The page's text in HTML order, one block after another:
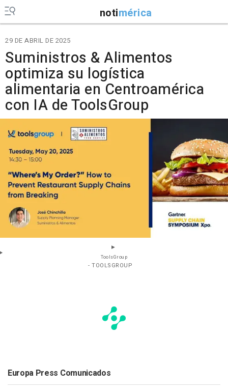
notimérica
29 DE ABRIL DE 2025
Suministros & Alimentos
optimiza su logística
alimentaria en Centroamérica
con IA de ToolsGroup
ToolsGroup
- TOOLSGROUP
Europa Press Comunicados